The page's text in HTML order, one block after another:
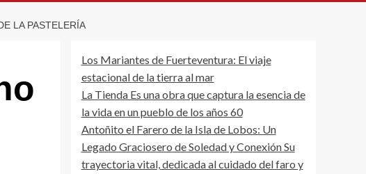
LA PASTELERÍA
Los Mariantes de Fuerteventura: El viaje
estacional de la tierra al mar
La Tienda Es una obra que captura la esencia de
la vida en un pueblo de los años 60
Antoñito el Farero de la Isla de Lobos: Un
Legado Graciosero de Soledad y Conexión Su
trayectoria vital, dedicada al cuidado del faro y